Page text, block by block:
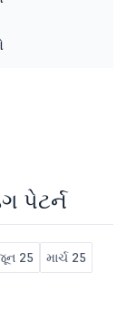
પેટર્ન
25 માર્ચ 25